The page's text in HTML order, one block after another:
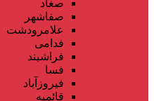
صغاد
صفاشهر
علامرودشت
فدامی
فراشبند
فسا
فیروزآباد
قائمیه